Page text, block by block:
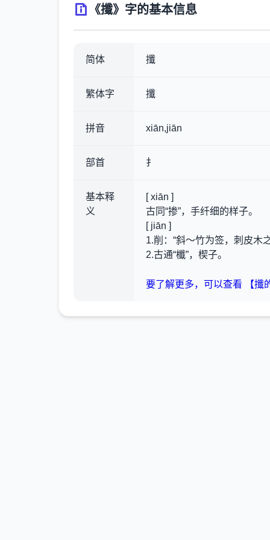
《攕》字的基本信息
简体 攕
繁体字 攕
拼音 xiān,jiān
部首 扌
基本释
义
[ xiān ]
古同“掺”，手纤细的样子。
[ jiān ]
1.削 ：“斜～竹为签，刺皮木
2.古通“櫼”，楔子。
要了解更多，可以查看 【攕